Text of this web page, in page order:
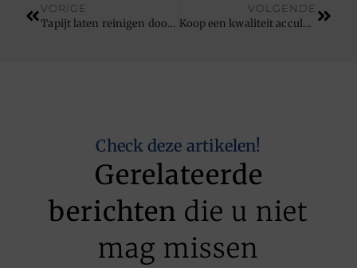
VORIGE
Tapijt laten reinigen door specialisten
VOLGENDE
Koop een kwaliteit acculader van Victron 12v acculaders
Check deze artikelen!
Gerelateerde
berichten die u niet
mag missen